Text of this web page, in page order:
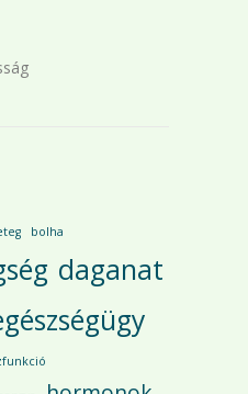
bolha
daganat